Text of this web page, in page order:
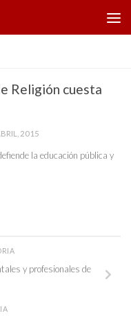
Religión cuesta
2015
la educación pública y
y profesionales de